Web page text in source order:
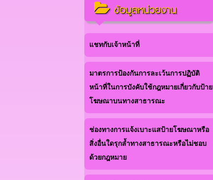
ข้อมูลหน่วยงาน
แชทกับเจ้าหน้าที่
มาตรการป้องกันการละเว้นการปฏิบัติ
หน้าที่ในการบังคับใช้กฎหมายเกี่ยวกับป้าย
โฆษณาบนทางสาธารณะ
ช่องทางการแจ้งเบาะแสป้ายโฆษณาหรือ
สิ่งอื่นใดรุกล้ำทางสาธารณะหรือไม่ชอบ
ด้วยกฎหมาย